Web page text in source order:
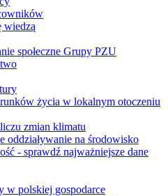
wiedzą
społeczne Grupy PZU
życia w lokalnym otoczeniu
zmian klimatu
oddziaływanie na środowisko
- sprawdź najważniejsze dane
w polskiej gospodarce